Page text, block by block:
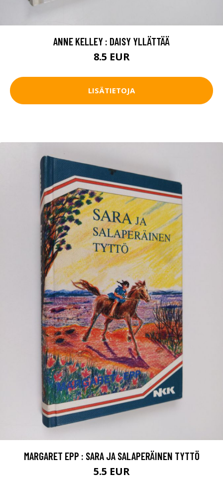
ANNE KELLEY : DAISY YLLÄTTÄÄ
8.5 EUR
LISÄTIETOJA
MARGARET EPP : SARA JA SALAPERÄINEN TYTTÖ
5.5 EUR